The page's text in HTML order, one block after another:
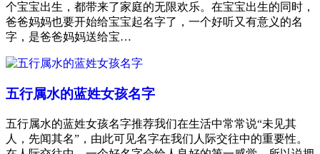
个宝宝出生，都带来了家庭的无限欢乐。在宝宝出生的同时，
爸爸妈妈也要开始给宝宝起名字了，一个好听又有意义的名
字，是爸爸妈妈送给宝…
五行属水的蓝姓女孩名字
五行属水的蓝姓女孩名字推荐我们在生活中常常说“未见其
人，先闻其名”，由此可见名字在我们人际交往中的重要性。